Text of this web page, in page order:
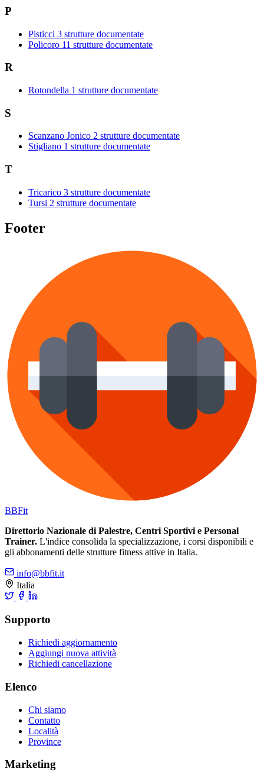
P
Pisticci 3 strutture documentate
Policoro 11 strutture documentate
R
Rotondella 1 strutture documentate
S
Scanzano Jonico 2 strutture documentate
Stigliano 1 strutture documentate
T
Tricarico 3 strutture documentate
Tursi 2 strutture documentate
Footer
BBFit
Direttorio Nazionale di Palestre, Centri Sportivi e Personal
Trainer. L'indice consolida la specializzazione, i corsi disponibili e
gli abbonamenti delle strutture fitness attive in Italia.
info@bbfit.it
Italia
Supporto
Richiedi aggiornamento
Aggiungi nuova attività
Richiedi cancellazione
Elenco
Chi siamo
Contatto
Località
Province
Marketing